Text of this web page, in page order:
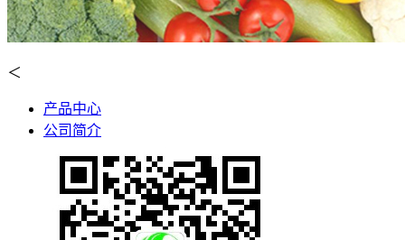
＜
产品中心
公司简介